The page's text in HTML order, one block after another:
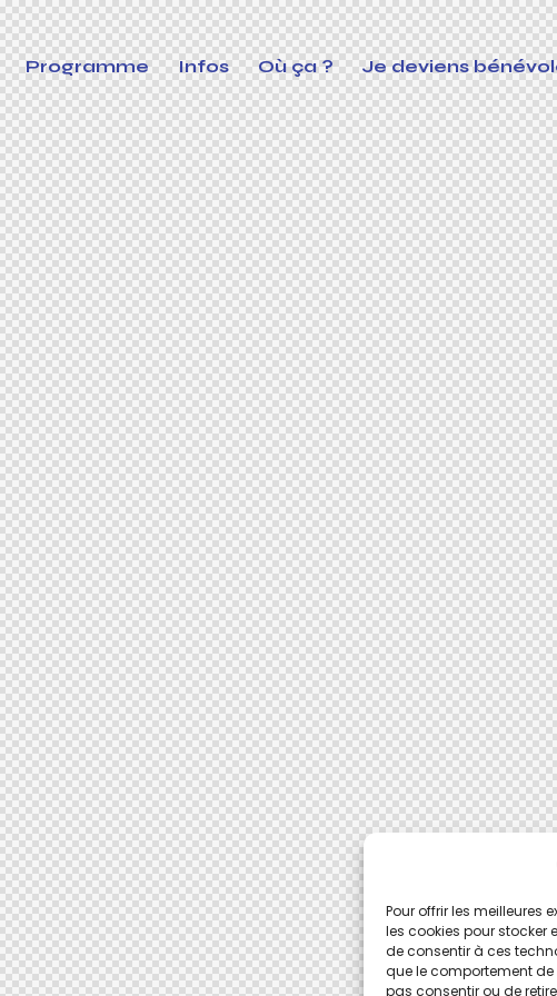
Pour offrir les meilleures
les cookies pour
de consentir à ces
que le comportement de
pas consentir ou de
Programme Infos Où ça ? Je deviens